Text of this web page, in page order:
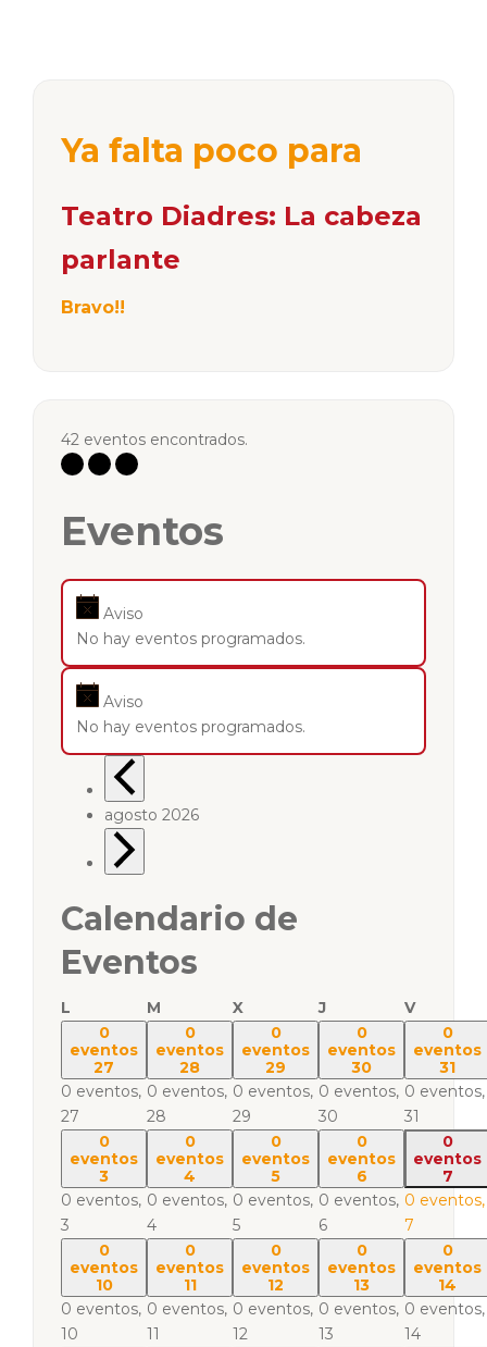
Ya falta poco para
Teatro Diadres: La cabeza
parlante
Bravo!!
42 eventos encontrados.
Eventos
Aviso
No hay eventos programados.
Aviso
No hay eventos programados.
agosto 2026
Calendario de
Eventos
L M X J
V
0
eventos
27
0 eventos,
27
0
eventos
28
0 eventos,
28
0
eventos
29
0 eventos,
29
0
eventos
30
0 eventos,
30
0
eventos
31
0 eventos,
31
0
eventos
3
0 eventos,
3
0
eventos
4
0 eventos,
4
0
eventos
5
0 eventos,
5
0
eventos
6
0 eventos,
6
0
eventos
7
0 eventos,
7
0
eventos
10
0 eventos,
10
0
eventos
11
0 eventos,
11
0
eventos
12
0 eventos,
12
0
eventos
13
0 eventos,
13
0
eventos
14
0 eventos,
14